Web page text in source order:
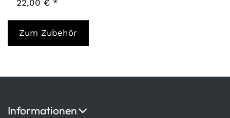
22,00 € *
Zum Zubehör
Informationen